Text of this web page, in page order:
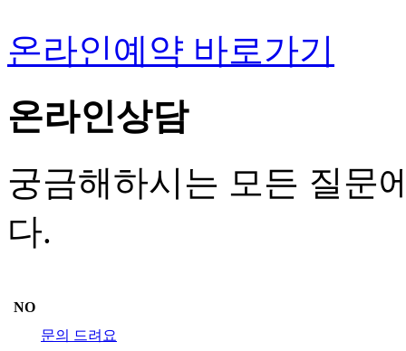
온라인예약 바로가기
온라인상담
궁금해하시는 모든 질문
다.
NO
문의 드려요